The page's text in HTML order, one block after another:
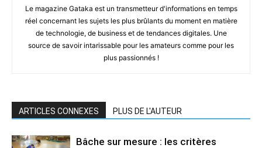
Le magazine Gataka est un transmetteur d'informations en temps
réel concernant les sujets les plus brûlants du moment en matière
de technologie, de business et de tendances digitales. Une
source de savoir intarissable pour les amateurs comme pour les
plus passionnés !
ARTICLES CONNEXES PLUS DE L'AUTEUR
Bâche sur mesure : les critères